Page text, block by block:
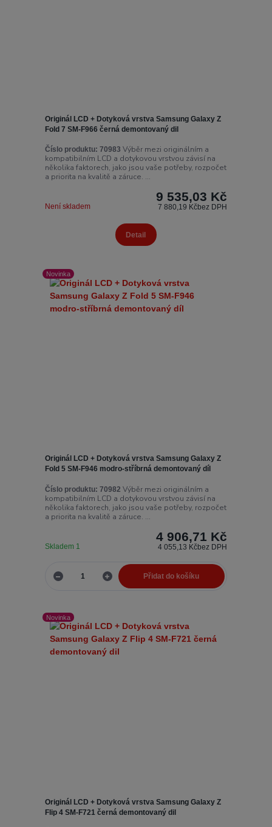
Originál LCD + Dotyková vrstva Samsung Galaxy Z
Fold 7 SM-F966 černá demontovaný dil
Číslo produktu: 70983 Výběr mezi originálním a
kompatibilním LCD a dotykovou vrstvou závisí na
několika faktorech, jako jsou vaše potřeby, rozpočet
a priorita na kvalitě a záruce. ...
9 535,03 Kč
7 880,19 Kčbez DPH
Není skladem
Detail
Novinka
Originál LCD + Dotyková vrstva Samsung Galaxy Z
Fold 5 SM-F946 modro-stříbrná demontovaný díl
Číslo produktu: 70982 Výběr mezi originálním a
kompatibilním LCD a dotykovou vrstvou závisí na
několika faktorech, jako jsou vaše potřeby, rozpočet
a priorita na kvalitě a záruce. ...
4 906,71 Kč
4 055,13 Kčbez DPH
Skladem 1
Přidat do košíku
Novinka
Originál LCD + Dotyková vrstva Samsung Galaxy Z
Flip 4 SM-F721 černá demontovaný dil